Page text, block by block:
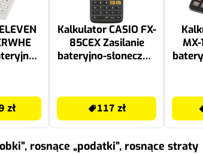
zł
Kalkulator CASIO FX-
85CEX Zasilanie
bateryjno-słoneczne,
117 zł
rosnące „podatki”, rosnące straty